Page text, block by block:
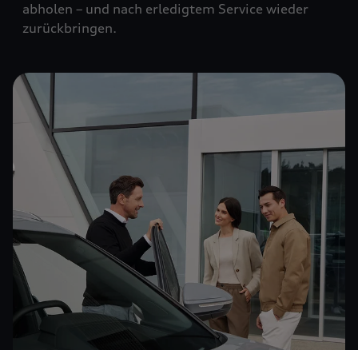
abholen – und nach erledigtem Service wieder
zurückbringen.